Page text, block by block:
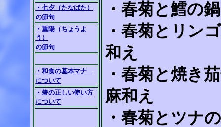
・七夕（たなばた）
の節句
・重陽（ちょうよ
う）
の節句
・和食の基本マナ―
について
・箸の正しい使い方
について
・春菊と鱈の鍋
・春菊とリン
和え
・春菊と焼き
麻和え
・春菊とツナ